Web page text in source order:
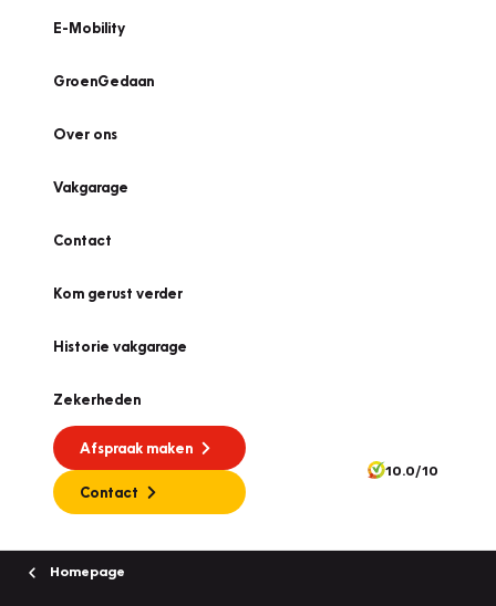
E-Mobility
GroenGedaan
Over ons
Vakgarage
Contact
Kom gerust verder
Historie vakgarage
Zekerheden
Afspraak maken
Contact
10.0/10
Homepage